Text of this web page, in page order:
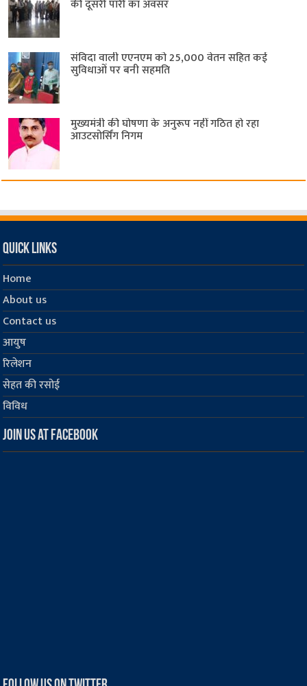
की दूसरी पारी का अवसर
संविदा वाली एएनएम को 25,000 वेतन सहित कई
सुविधाओं पर बनी सहमति
मुख्यमंत्री की घोषणा के अनुरूप नहीं गठित हो रहा
आउटसोर्सिंग निगम
Quick Links
Home
About us
Contact us
आयुष
रिलेशन
सेहत की रसोई
विविध
Join us at Facebook